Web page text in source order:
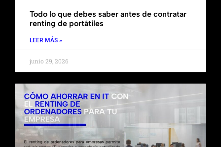
Todo lo que debes saber antes de contratar
renting de portátiles
LEER MÁS »
junio 29, 2026